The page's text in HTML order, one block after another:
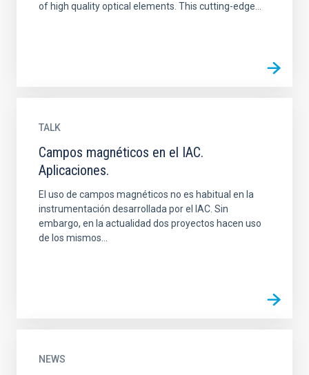
of high quality optical elements. This cutting-edge...
TALK
Campos magnéticos en el IAC.
Aplicaciones.
El uso de campos magnéticos no es habitual en la
instrumentación desarrollada por el IAC. Sin
embargo, en la actualidad dos proyectos hacen uso
de los mismos...
NEWS